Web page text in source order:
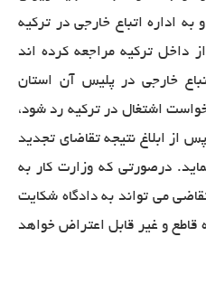
اداره اتباع خارجی در ترکیه
داخل ترکیه مراجعه کرده اند
خارجی در پلیس آن استان
اشتغال در ترکیه رد شود،
از ابلاغ نتیجه تقاضای تجدید
درصورتی که وزارت کار به
می تواند به دادگاه شکایت
قاطع و غیر قابل اعتراض خواهد